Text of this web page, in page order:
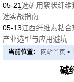
05-21选矿用絮状纤
选实战指南
05-13江西纤维素粘
产业选型与应用避坑
当前位置： 网站首页 >
碱